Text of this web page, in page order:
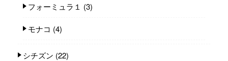
フォーミュラ１ (3)
モナコ (4)
シチズン (22)